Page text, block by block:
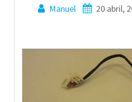
Manuel 20 abril,
entradas